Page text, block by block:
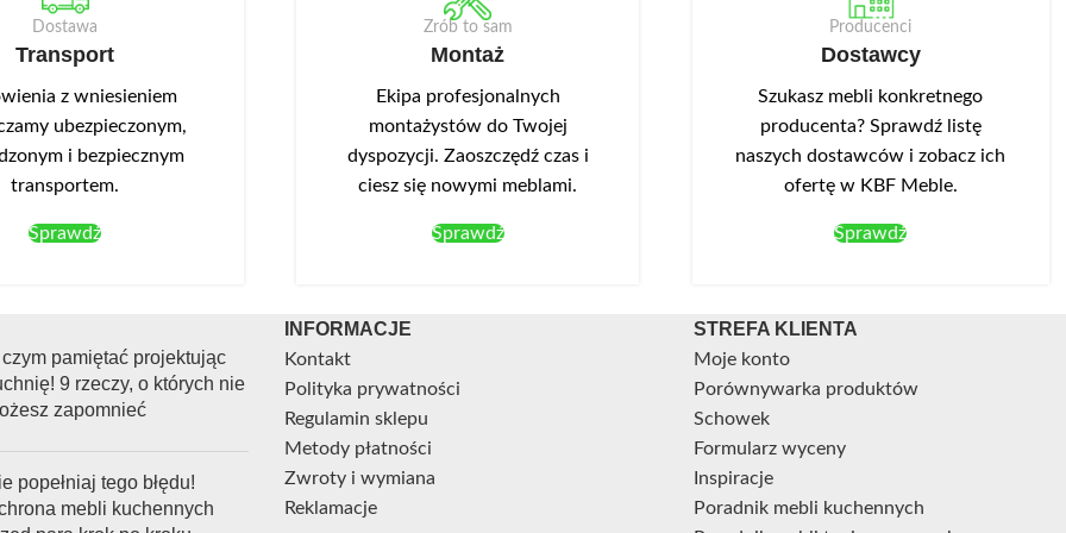
MDF oklejonej folią PVC,
ułatwiające
można dokupić
NEO-13 w kolorze białym
w wieńcu górnym.
podkreśla się charakter wnętrza.
MEBEL DO SAMODZIELNEGO MONTAŻU
Dostawa
Transport
z wniesieniem
ubezpieczonym,
i bezpiecznym
transportem.
Sprawdź
Zrób to sam
Montaż
Ekipa profesjonalnych
montażystów do Twojej
dyspozycji. Zaoszczędź czas i
ciesz się nowymi meblami.
Sprawdź
Producenci
Dostawcy
Szukasz mebli konkretnego
producenta? Sprawdź listę
naszych dostawców i zobacz ich
ofertę w KBF Meble.
Sprawdź
pamiętać projektując
9 rzeczy, o których nie
zapomnieć
popełniaj tego błędu!
mebli kuchennych
INFORMACJE
Kontakt
Polityka prywatności
Regulamin sklepu
Metody płatności
Zwroty i wymiana
Reklamacje
STREFA KLIENTA
Moje konto
Porównywarka produktów
Schowek
Formularz wyceny
Inspiracje
Poradnik mebli kuchennych